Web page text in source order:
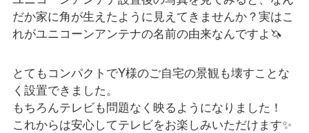
だか家に角が生えたように見えてきませんか？実はこ
れがユニコーンアンテナの名前の由来なんですよ🦄
とてもコンパクトでY様のご自宅の景観も壊すことな
く設置できました。
もちろんテレビも問題なく映るようになりました！
これからは安心してテレビをお楽しみいただけます✨